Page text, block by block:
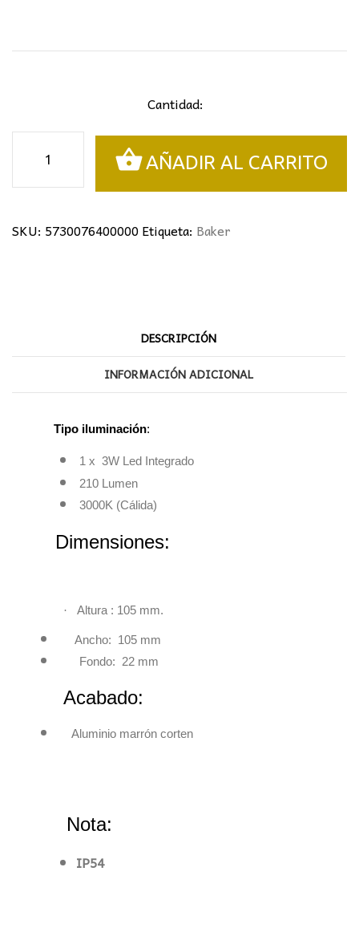
Cantidad:
BAKER
cantidad
AÑADIR AL CARRITO
SKU: 5730076400000Etiqueta: Baker
DESCRIPCIÓN
INFORMACIÓN ADICIONAL
Tipo iluminación:
1 x 3W Led Integrado
210 Lumen
3000K (Cálida)
Dimensiones:
· Altura : 105 mm.
Ancho: 105 mm
Fondo: 22 mm
Acabado:
Aluminio marrón corten
Nota:
IP54